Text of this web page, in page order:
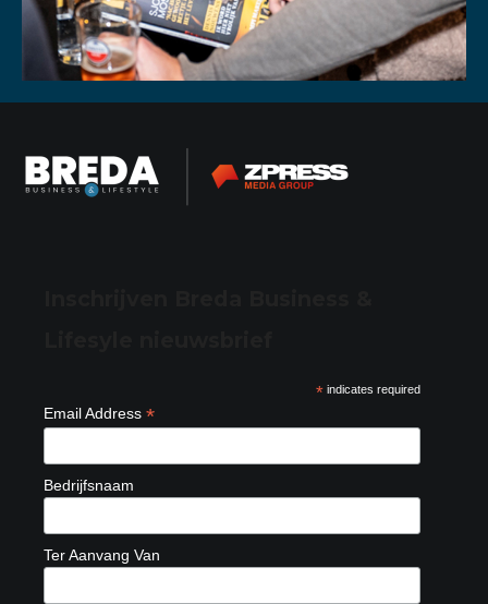
*indicates required
Email Address *
Bedrijfsnaam
Ter Aanvang Van